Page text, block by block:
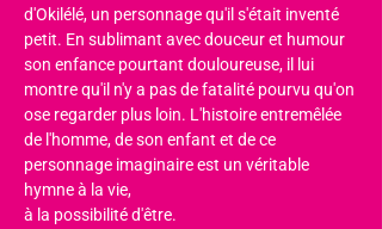
d'Okilélé, un personnage qu'il s'était inventé
petit. En sublimant avec douceur et humour
son enfance pourtant douloureuse, il lui
montre qu'il n'y a pas de fatalité pourvu qu'on
ose regarder plus loin. L'histoire entremêlée
de l'homme, de son enfant et de ce
personnage imaginaire est un véritable
hymne à la vie,
à la possibilité d'être.